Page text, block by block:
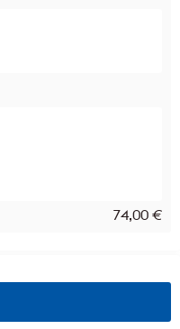
74,00 €